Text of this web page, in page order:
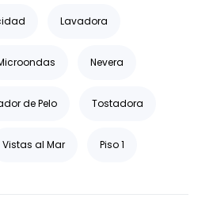
Lavadora
Nevera
de Pelo Tostadora
Vistas al Mar Piso 1